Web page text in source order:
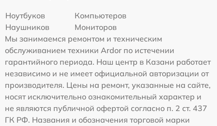
Ноутбуков
Компьютеров
Наушников
Мониторов
Мы занимаемся ремонтом и техническим
обслуживанием техники Ardor по истечении
гарантийного периода. Наш центр в Казани работает
независимо и не имеет официальной авторизации от
производителя. Цены на ремонт, указанные на сайте,
носят исключительно ознакомительный характер и
не являются публичной офертой согласно п. 2 ст. 437
ГК РФ. Названия и обозначения торговой марки